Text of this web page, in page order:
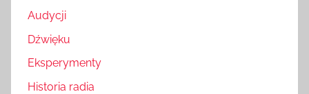
Audycji
Dźwięku
Eksperymenty
Historia radia